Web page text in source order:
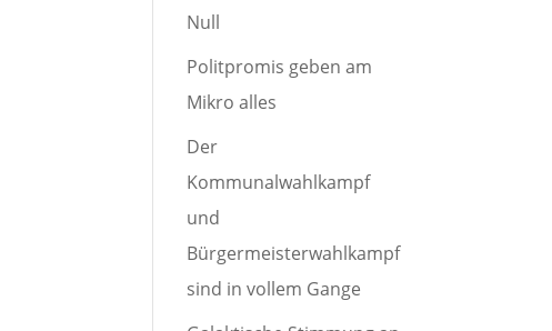
Null
Politpromis geben am
Mikro alles
Der
Kommunalwahlkampf
und
Bürgermeisterwahlkampf
sind in vollem Gange